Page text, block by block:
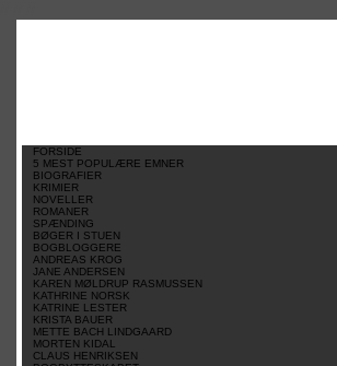
FORSIDE
5 MEST POPULÆRE EMNER
BIOGRAFIER
KRIMIER
NOVELLER
ROMANER
SPÆNDING
BØGER I STUEN
BOGBLOGGERE
ANDREAS KROG
JANE ANDERSEN
KAREN MØLDRUP RASMUSSEN
KATHRINE NORSK
KATRINE LESTER
KRISTA BAUER
METTE BACH LINDGAARD
MORTEN KIDAL
CLAUS HENRIKSEN